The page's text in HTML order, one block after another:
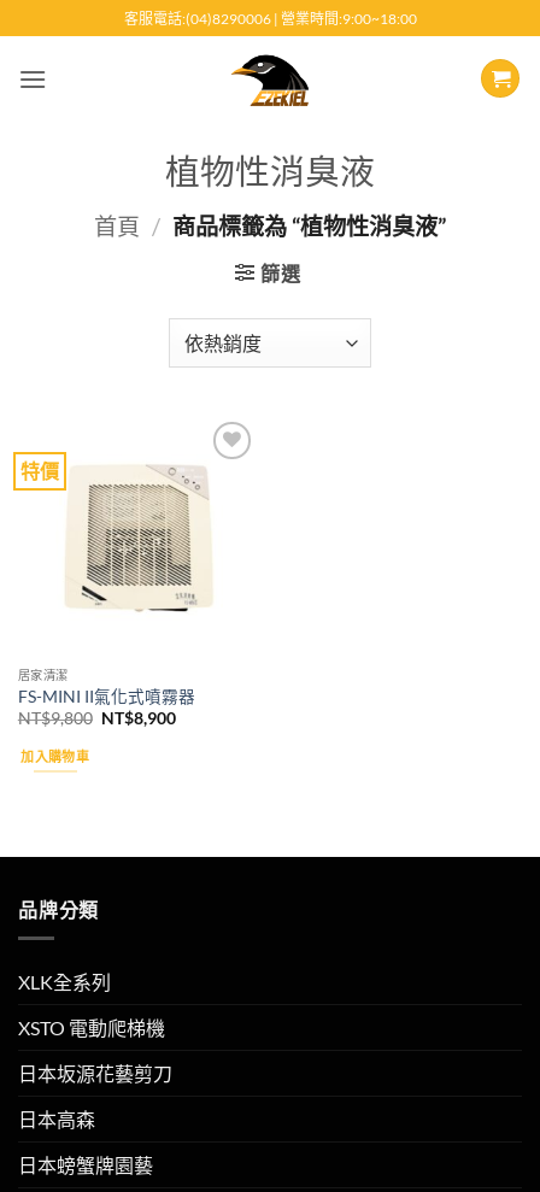
至
客服電話:(04)8290006 | 營業時間:9:00~18:00
植物性消臭液
首頁 / 商品標籤為 “植物性消臭液”
篩選
特價
wishlist
居家清潔
FS-MINI II氣化式噴霧器
NT$9,800 原
NT$8,900目
加入購物車
品牌分類
XLK全系列
XSTO 電動爬梯機
日本坂源花藝剪刀
日本高森
日本螃蟹牌園藝